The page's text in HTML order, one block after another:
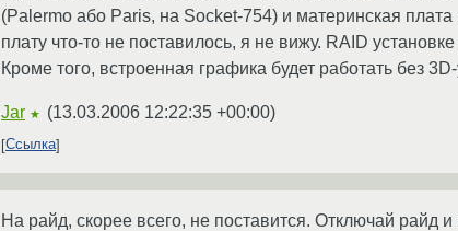
(Palermo або Paris, на Socket-754) и материнская
плату что-то не поставилось, я не вижу. RAID
Кроме того, встроенная графика будет работать без
Jar ★ (13.03.2006 12:22:35 +00:00)
Ссылка
На райд, скорее всего, не поставится. Отключай райд